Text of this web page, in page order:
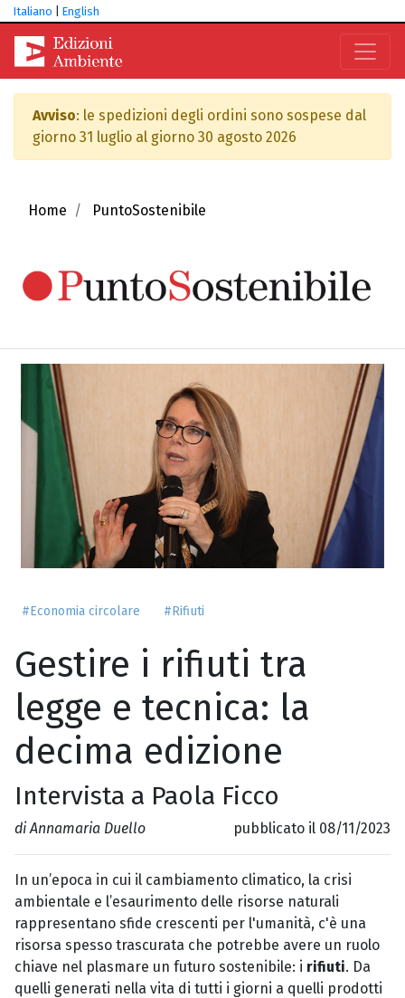
Italiano English
Avviso: le spedizioni degli ordini sono sospese dal
giorno 31 luglio al giorno 30 agosto 2026
Home PuntoSostenibile
#Economia circolare #Rifiuti
Gestire i rifiuti tra
legge e tecnica: la
decima edizione
Intervista a Paola Ficco
di Annamaria Duello pubblicato il 08/11/2023
In un’epoca in cui il cambiamento climatico, la crisi
ambientale e l’esaurimento delle risorse naturali
rappresentano sfide crescenti per l'umanità, c'è una
risorsa spesso trascurata che potrebbe avere un ruolo
chiave nel plasmare un futuro sostenibile: i rifiuti. Da
quelli generati nella vita di tutti i giorni a quelli prodotti